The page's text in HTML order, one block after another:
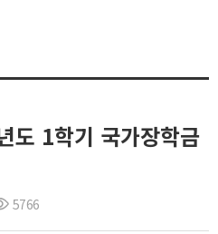
1학기 국가장학금
5766